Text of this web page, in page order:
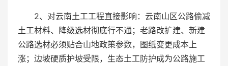
2、对云南土工工程直接影响：云南山区公路偷减
土工材料、降级选材彻底行不通；老路改扩建、新建
公路选材必须贴合山地政策参数，图纸变更成本上
涨；边坡硬质护坡受限，生态土工防护成为公路施工